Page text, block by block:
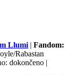
Llumi | Fandom:
Rabastan
dokončeno |